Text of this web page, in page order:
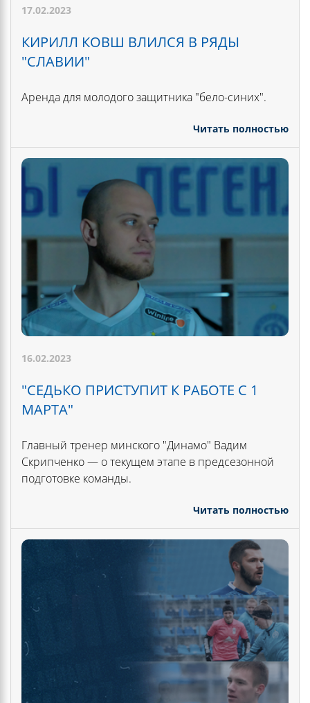
17.02.2023
КИРИЛЛ КОВШ ВЛИЛСЯ В РЯДЫ
"СЛАВИИ"
Аренда для молодого защитника "бело-синих".
Читать полностью
16.02.2023
"СЕДЬКО ПРИСТУПИТ К РАБОТЕ С 1
МАРТА"
Главный тренер минского "Динамо" Вадим
Скрипченко — о текущем этапе в предсезонной
подготовке команды.
Читать полностью